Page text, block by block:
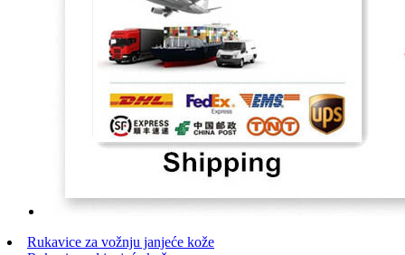
Rukavice za vožnju janjeće kože